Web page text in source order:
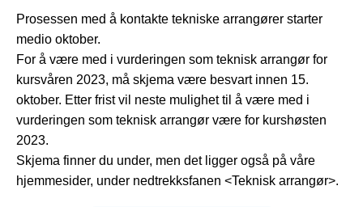
Prosessen med å kontakte tekniske arrangører starter
medio oktober.
For å være med i vurderingen som teknisk arrangør for
kursvåren 2023, må skjema være besvart innen 15.
oktober. Etter frist vil neste mulighet til å være med i
vurderingen som teknisk arrangør være for kurshøsten
2023.
Skjema finner du under, men det ligger også på våre
hjemmesider, under nedtrekksfanen <Teknisk arrangør>.